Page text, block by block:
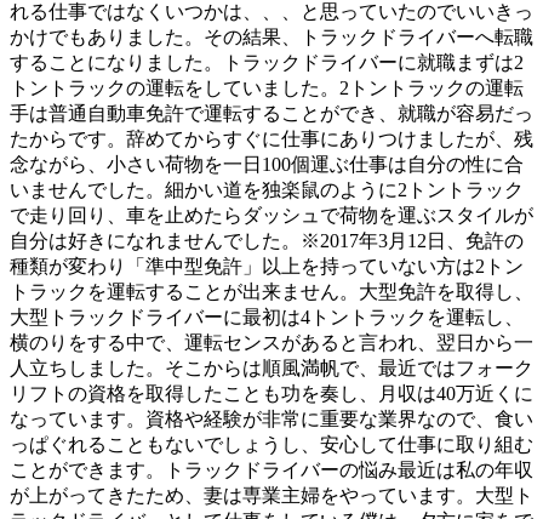
れる仕事ではなくいつかは、、、と思っていたのでいいきっ
かけでもありました。その結果、トラックドライバーへ転職
することになりました。トラックドライバーに就職まずは2
トントラックの運転をしていました。2トントラックの運転
手は普通自動車免許で運転することができ、就職が容易だっ
たからです。辞めてからすぐに仕事にありつけましたが、残
念ながら、小さい荷物を一日100個運ぶ仕事は自分の性に合
いませんでした。細かい道を独楽鼠のように2トントラック
で走り回り、車を止めたらダッシュで荷物を運ぶスタイルが
自分は好きになれませんでした。※2017年3月12日、免許の
種類が変わり「準中型免許」以上を持っていない方は2トン
トラックを運転することが出来ません。大型免許を取得し、
大型トラックドライバーに最初は4トントラックを運転し、
横のりをする中で、運転センスがあると言われ、翌日から一
人立ちしました。そこからは順風満帆で、最近ではフォーク
リフトの資格を取得したことも功を奏し、月収は40万近くに
なっています。資格や経験が非常に重要な業界なので、食い
っぱぐれることもないでしょうし、安心して仕事に取り組む
ことができます。トラックドライバーの悩み最近は私の年収
が上がってきたため、妻は専業主婦をやっています。大型ト